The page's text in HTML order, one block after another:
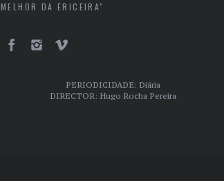
MELHOR DA ERICEIRA"
PERIODICIDADE: Diária
DIRECTOR: Hugo Rocha Pereira